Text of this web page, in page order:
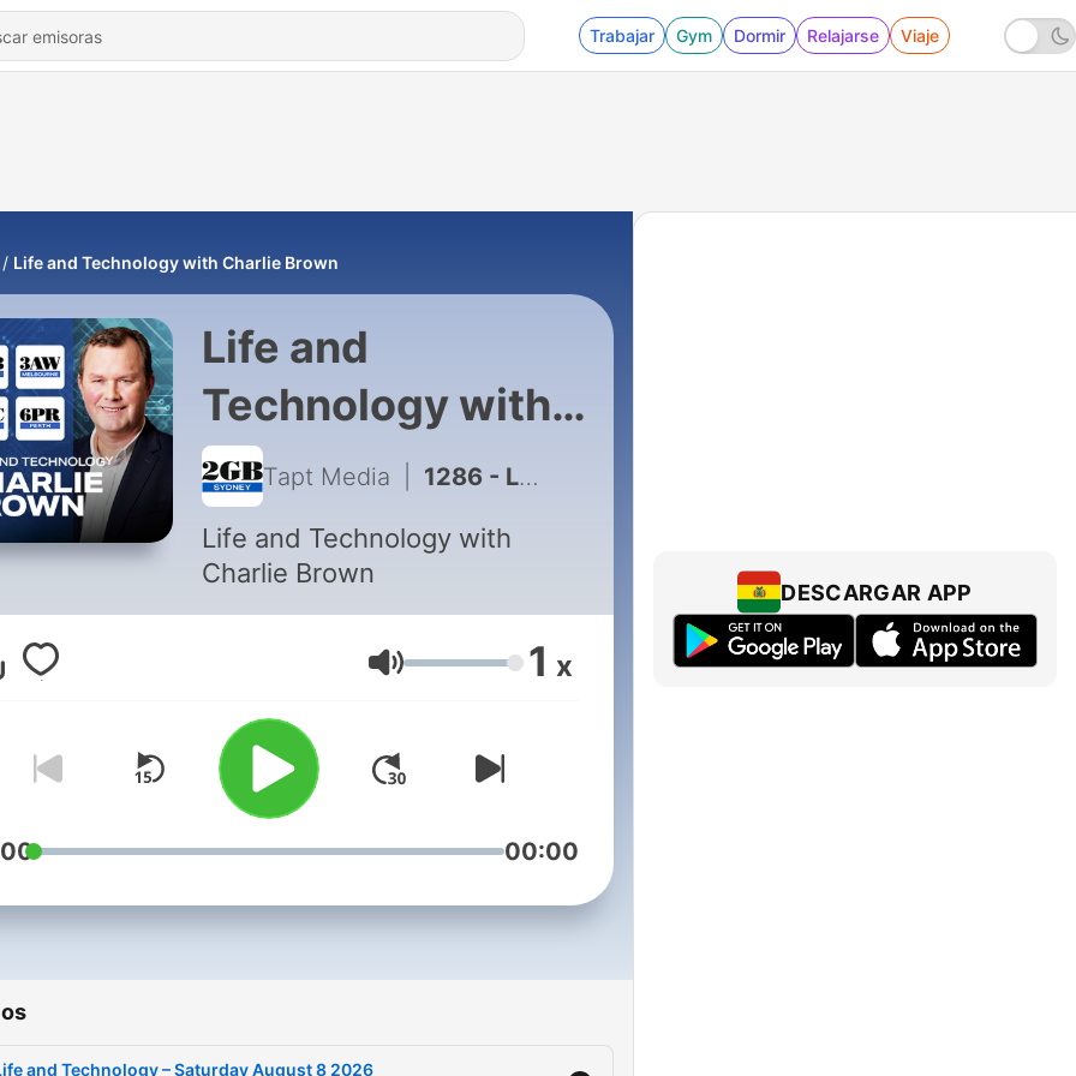
Trabajar Gym Dormir Relajarse Viaje
Life and Technology with Charlie Brown
Life and
Technology with
Charlie Brown
Tapt Media 1286 - Life and Technology – Saturday August 8 2026
Life and Technology with
Charlie Brown
Volumen 1 x
00:00
and Technology – Saturday August 8 2026
DESCARGAR APP